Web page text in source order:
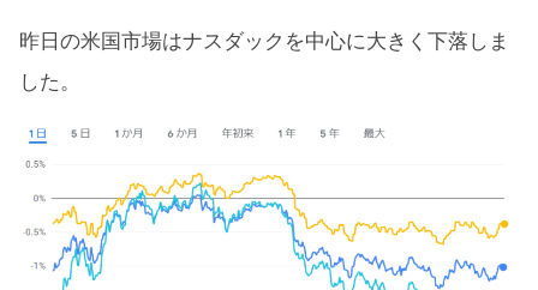
昨日の米国市場はナスダックを中心に大きく下落しま
した。